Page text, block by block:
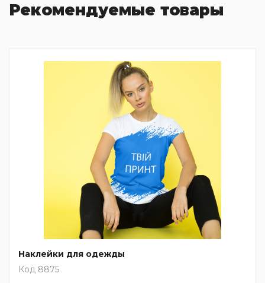
Рекомендуемые товары
Наклейки для одежды
Код 8875